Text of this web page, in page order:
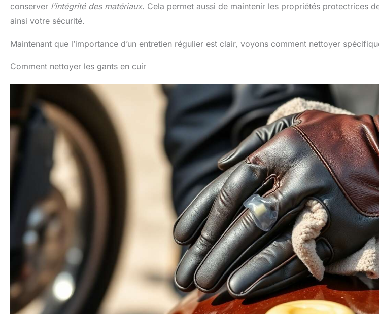
conserver l’intégrité des matériaux. Cela permet aussi de maintenir les propriétés protectrices
ainsi votre sécurité.
Maintenant que l’importance d’un entretien régulier est clair, voyons comment nettoyer
Comment nettoyer les gants en cuir